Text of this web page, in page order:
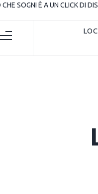
CHE SOGNI È A UN CLICK DI